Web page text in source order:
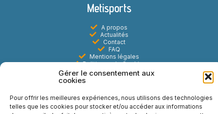
Gérer le consentement aux
cookies
Pour offrir les meilleures expériences, nous utilisons des technologies
telles que les cookies pour stocker et/ou accéder aux informations
Metisports
A propos
Actualités
Contact
FAQ
Mentions légales
Politiques de Cookies
Réseaux sociaux